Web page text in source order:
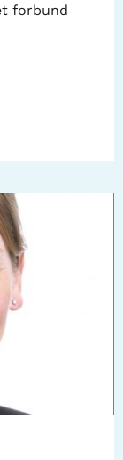
forbund